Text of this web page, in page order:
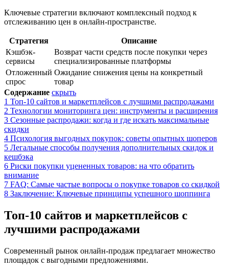
Ключевые стратегии включают комплексный подход к
отслеживанию цен в онлайн-пространстве.
Стратегия
Описание
Кэшбэк-
сервисы
Возврат части средств после покупки через
специализированные платформы
Отложенный
спрос
Ожидание снижения цены на конкретный
товар
Содержание скрыть
1 Топ-10 сайтов и маркетплейсов с лучшими распродажами
2 Технологии мониторинга цен: инструменты и расширения
3 Сезонные распродажи: когда и где искать максимальные
скидки
4 Психология выгодных покупок: советы опытных шоперов
5 Легальные способы получения дополнительных скидок и
кешбэка
6 Риски покупки уцененных товаров: на что обратить
внимание
7 FAQ: Самые частые вопросы о покупке товаров со скидкой
8 Заключение: Ключевые принципы успешного шоппинга
Топ-10 сайтов и маркетплейсов с
лучшими распродажами
Современный рынок онлайн-продаж предлагает множество
площадок с выгодными предложениями.